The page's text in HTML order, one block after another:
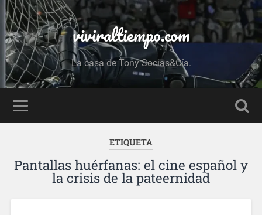
viviraltiempo.com
La casa de Tony Socias&Cía.
ETIQUETA
Pantallas huérfanas: el cine español y
la crisis de la pateernidad